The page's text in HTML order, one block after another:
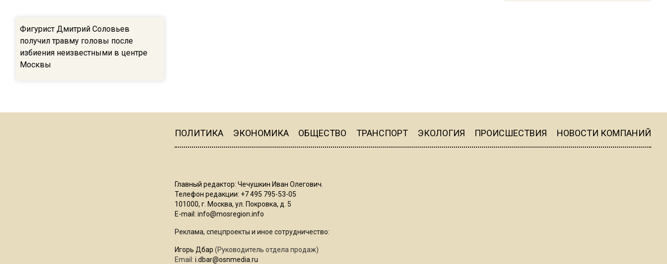
Фигурист Дмитрий Соловьев
получил травму головы после
избиения неизвестными в центре
Москвы
ограничат движение на
ПОЛИТИКА ЭКОНОМИКА ОБЩЕСТВО ТРАНСПОРТ ЭКОЛОГИЯ ПРОИСШЕСТВИЯ НОВОСТИ КОМПАНИЙ
Главный редактор: Чечушкин Иван Олегович.
Телефон редакции: +7 495 795-53-05
101000, г. Москва, ул. Покровка, д. 5
E-mail: info@mosregion.info
Реклама, спецпроекты и иное сотрудничество:
Игорь Дбар (Руководитель отдела продаж)
Email: i.dbar@osnmedia.ru